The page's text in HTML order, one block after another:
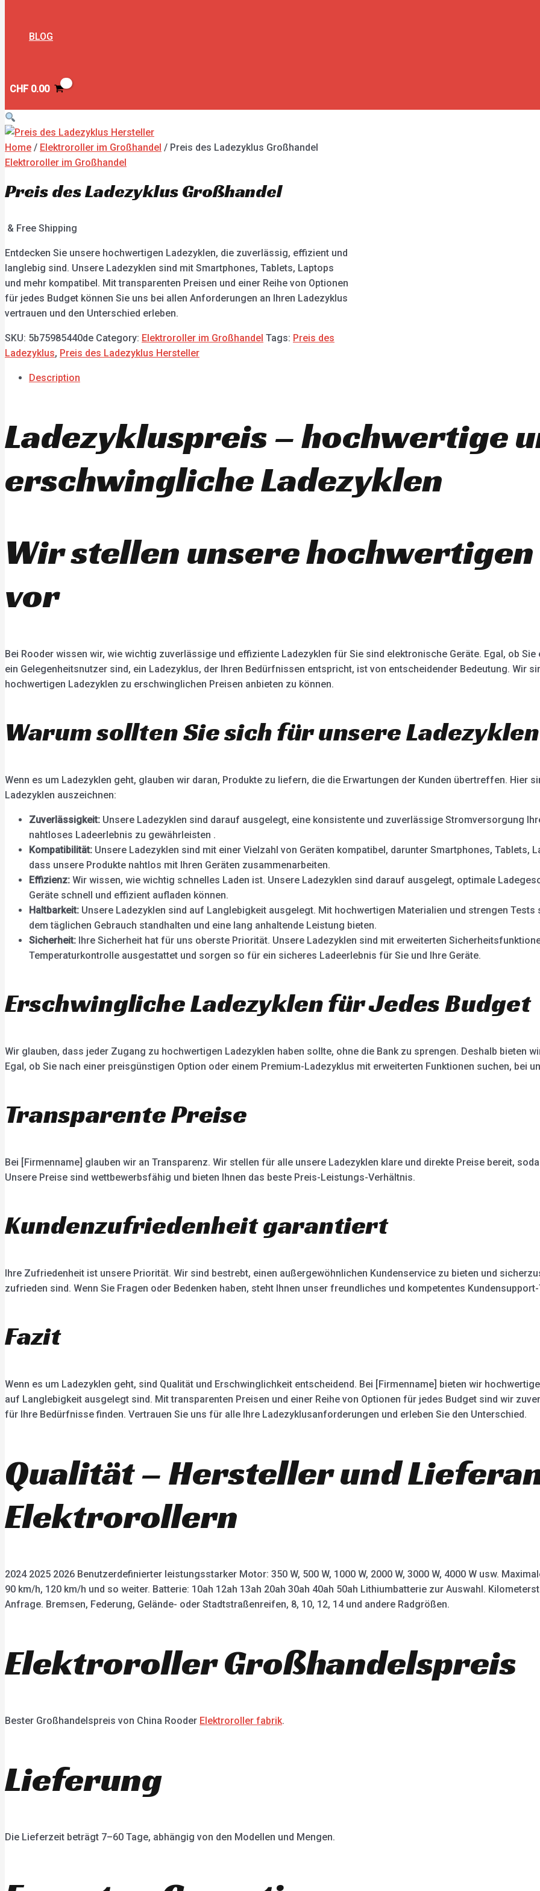
BLOG
CHF0.00
Home / Elektroroller im Großhandel / Preis des Ladezyklus Großhandel
Elektroroller im Großhandel
Preis des Ladezyklus Großhandel
& Free Shipping
Entdecken Sie unsere hochwertigen Ladezyklen, die zuverlässig, effizient und
langlebig sind. Unsere Ladezyklen sind mit Smartphones, Tablets, Laptops
und mehr kompatibel. Mit transparenten Preisen und einer Reihe von Optionen
für jedes Budget können Sie uns bei allen Anforderungen an Ihren Ladezyklus
vertrauen und den Unterschied erleben.
SKU: 5b75985440de Category: Elektroroller im Großhandel Tags: Preis des
Ladezyklus, Preis des Ladezyklus Hersteller
Description
Ladezykluspreis – hochwertige
erschwingliche Ladezyklen
Wir stellen unsere
vor
Bei Rooder wissen wir, wie wichtig zuverlässige und effiziente Ladezyklen für Sie sind elektronische Geräte. Egal, ob
ein Gelegenheitsnutzer sind, ein Ladezyklus, der Ihren Bedürfnissen entspricht, ist von entscheidender Bedeutung. Wir
hochwertigen Ladezyklen zu erschwinglichen Preisen anbieten zu können.
Warum sollten Sie sich für unsere
Wenn es um Ladezyklen geht, glauben wir daran, Produkte zu liefern, die die Erwartungen der Kunden übertreffen. Hier
Ladezyklen auszeichnen:
Zuverlässigkeit: Unsere Ladezyklen sind darauf ausgelegt, eine konsistente und zuverlässige Stromversorgung
nahtloses Ladeerlebnis zu gewährleisten .
Kompatibilität: Unsere Ladezyklen sind mit einer Vielzahl von Geräten kompatibel, darunter Smartphones, Tablets,
dass unsere Produkte nahtlos mit Ihren Geräten zusammenarbeiten.
Effizienz: Wir wissen, wie wichtig schnelles Laden ist. Unsere Ladezyklen sind darauf ausgelegt, optimale
Geräte schnell und effizient aufladen können.
Haltbarkeit: Unsere Ladezyklen sind auf Langlebigkeit ausgelegt. Mit hochwertigen Materialien und strengen
dem täglichen Gebrauch standhalten und eine lang anhaltende Leistung bieten.
Sicherheit: Ihre Sicherheit hat für uns oberste Priorität. Unsere Ladezyklen sind mit erweiterten
Temperaturkontrolle ausgestattet und sorgen so für ein sicheres Ladeerlebnis für Sie und Ihre Geräte.
Erschwingliche Ladezyklen für Jedes Budget
Wir glauben, dass jeder Zugang zu hochwertigen Ladezyklen haben sollte, ohne die Bank zu sprengen. Deshalb bieten
Egal, ob Sie nach einer preisgünstigen Option oder einem Premium-Ladezyklus mit erweiterten Funktionen suchen, bei
Transparente Preise
Bei [Firmenname] glauben wir an Transparenz. Wir stellen für alle unsere Ladezyklen klare und direkte Preise bereit,
Unsere Preise sind wettbewerbsfähig und bieten Ihnen das beste Preis-Leistungs-Verhältnis.
Kundenzufriedenheit garantiert
Ihre Zufriedenheit ist unsere Priorität. Wir sind bestrebt, einen außergewöhnlichen Kundenservice zu bieten und
zufrieden sind. Wenn Sie Fragen oder Bedenken haben, steht Ihnen unser freundliches und kompetentes
Fazit
Wenn es um Ladezyklen geht, sind Qualität und Erschwinglichkeit entscheidend. Bei [Firmenname] bieten wir
auf Langlebigkeit ausgelegt sind. Mit transparenten Preisen und einer Reihe von Optionen für jedes Budget sind wir
für Ihre Bedürfnisse finden. Vertrauen Sie uns für alle Ihre Ladezyklusanforderungen und erleben Sie den Unterschied.
Qualität – Hersteller und
Elektrorollern
2024 2025 2026 Benutzerdefinierter leistungsstarker Motor: 350 W, 500 W, 1000 W, 2000 W, 3000 W, 4000 W usw.
90 km/h, 120 km/h und so weiter. Batterie: 10ah 12ah 13ah 20ah 30ah 40ah 50ah Lithiumbatterie zur Auswahl.
Anfrage. Bremsen, Federung, Gelände- oder Stadtstraßenreifen, 8, 10, 12, 14 und andere Radgrößen.
Elektroroller Großhandelspreis
Bester Großhandelspreis von China Rooder Elektroroller fabrik.
Lieferung
Die Lieferzeit beträgt 7–60 Tage, abhängig von den Modellen und Mengen.